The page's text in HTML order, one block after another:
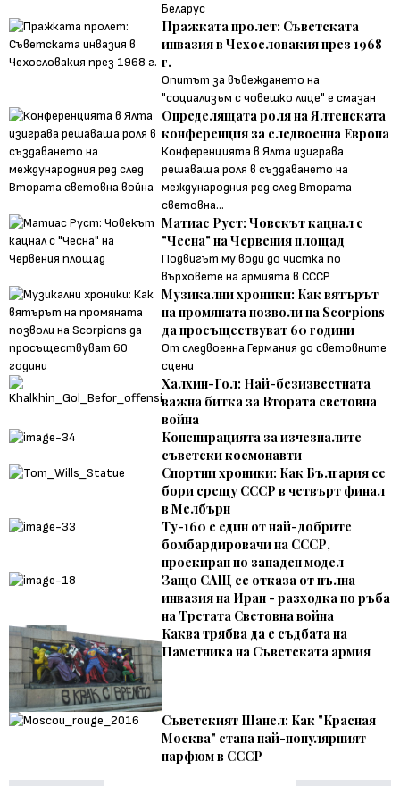
Беларус
Пражката пролет: Съветската
инвазия в Чехословакия през 1968
г.
Опитът за въвеждането на
"социализъм с човешко лице" е смазан
Определящата роля на Ялтенската
конференция за следвоенна Европа
Конференцията в Ялта изиграва
решаваща роля в създаването на
международния ред след Втората
световна...
Матиас Руст: Човекът кацнал с
"Чесна" на Червения площад
Подвигът му води до чистка по
върховете на армията в СССР
Музикални хроники: Как вятърът
на промяната позволи на Scorpions
да просъществуват 60 години
От следвоенна Германия до световните
сцени
Халхин-Гол: Най-безизвестната
важна битка за Втората световна
война
Конспирацията за изчезналите
съветски космонавти
Спортни хроники: Как България се
бори срещу СССР в четвърт финал
в Мелбърн
Ту-160 е един от най-добрите
бомбардировачи на СССР,
проекиран по западен модел
Защо САЩ се отказа от пълна
инвазия на Иран - разходка по ръба
на Третата Световна война
Каква трябва да е съдбата на
Паметника на Съветската армия
Съветският Шанел: Как "Красная
Москва" стана най-популярният
парфюм в СССР